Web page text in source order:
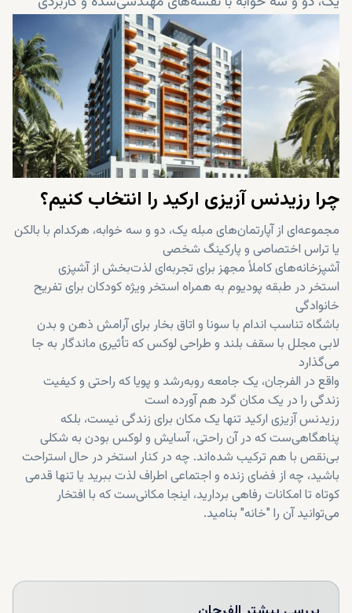
می‌باشد. در طبقه همکف، رستوران‌های شیک و
فروشگاه‌های متنوع قرار دارند تا همه چیز در چند قدمی شما
باشد.
چرا رزیدنس آزیزی ارکید را انتخاب کنیم؟
مجموعه‌ای از آپارتمان‌های مبله یک، دو و سه خوابه، هرکدام با بالکن
یا تراس اختصاصی و پارکینگ شخصی
آشپزخانه‌های کاملاً مجهز برای تجربه‌ای لذت‌بخش از آشپزی
استخر در طبقه پودیوم به همراه استخر ویژه کودکان برای تفریح
خانوادگی
باشگاه تناسب اندام با سونا و اتاق بخار برای آرامش ذهن و بدن
لابی مجلل با سقف بلند و طراحی لوکس که تأثیری ماندگار به جا
می‌گذارد
واقع در الفرجان، یک جامعه روبه‌رشد و پویا که راحتی و کیفیت
زندگی را در یک مکان گرد هم آورده است
رزیدنس آزیزی ارکید تنها یک مکان برای زندگی نیست، بلکه
پناهگاهی‌ست که در آن راحتی، آسایش و لوکس بودن به شکلی
بی‌نقص با هم ترکیب شده‌اند. چه در کنار استخر در حال استراحت
باشید، چه از فضای زنده و اجتماعی اطراف لذت ببرید یا تنها قدمی
کوتاه تا امکانات رفاهی بردارید، اینجا مکانی‌ست که با افتخار
می‌توانید آن را "خانه" بنامید.